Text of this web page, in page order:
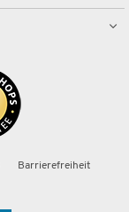
Barrierefreiheit